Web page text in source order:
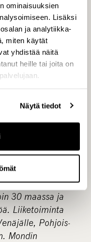
ominaisuuksien
Lisäksi
ja analytiikka-
miten käytät
yhdistää näitä
heille tai joita on
Näytä tiedot
laminaattien
Yritys on
joiden
pakkauksiin.
Saksassa,
Isossa-
vuotuinen
)
ja
30 maassa ja
Liiketoiminta
Pohjois-
Mondin